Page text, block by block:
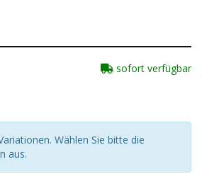
sofort verfügbar
Wählen Sie bitte die
aus.